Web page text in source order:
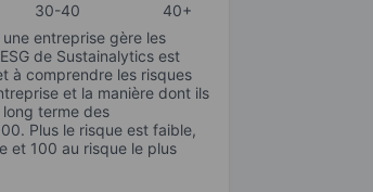
30-40
40+
entreprise gère les
de Sustainalytics est
à comprendre les risques
et la manière dont ils
terme des
Plus le risque est faible,
et 100 au risque le plus